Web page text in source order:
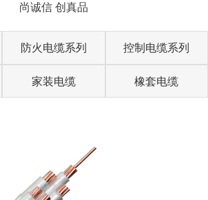
尚诚信 创真品
防火电缆系列 控制电缆系列
家装电缆 橡套电缆